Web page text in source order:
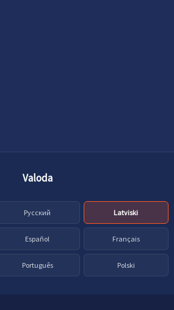
Valoda
Русский Latviski
Español Français
Português Polski